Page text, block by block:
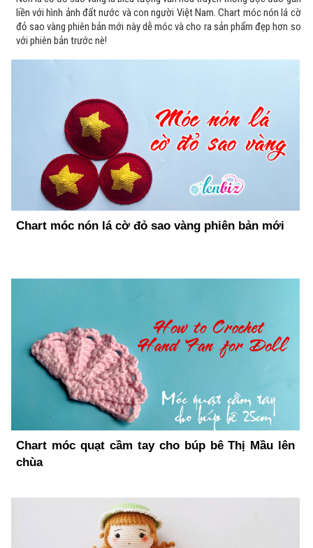
liền với hình ảnh đất nước và con người Việt Nam. Chart móc nón lá cờ
đỏ sao vàng phiên bản mới này dễ móc và cho ra sản phẩm đẹp hơn so
với phiên bản trước nè!
Chart móc nón lá cờ đỏ sao vàng phiên bản mới
Chart móc quạt cầm tay cho búp bê Thị Mầu lên
chùa